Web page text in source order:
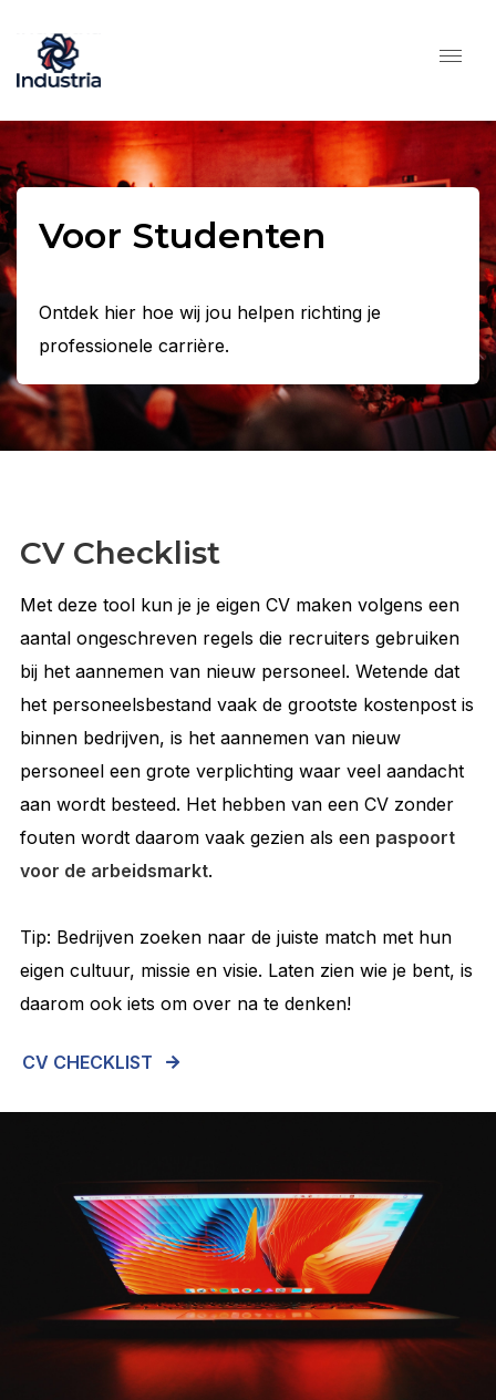
Voor Studenten
Ontdek hier hoe wij jou helpen richting je
professionele carrière.
CV Checklist
Met deze tool kun je je eigen CV maken volgens een
aantal ongeschreven regels die recruiters gebruiken
bij het aannemen van nieuw personeel. Wetende dat
het personeelsbestand vaak de grootste kostenpost is
binnen bedrijven, is het aannemen van nieuw
personeel een grote verplichting waar veel aandacht
aan wordt besteed. Het hebben van een CV zonder
fouten wordt daarom vaak gezien als een paspoort
voor de arbeidsmarkt.
Tip: Bedrijven zoeken naar de juiste match met hun
eigen cultuur, missie en visie. Laten zien wie je bent, is
daarom ook iets om over na te denken!
CV CHECKLIST